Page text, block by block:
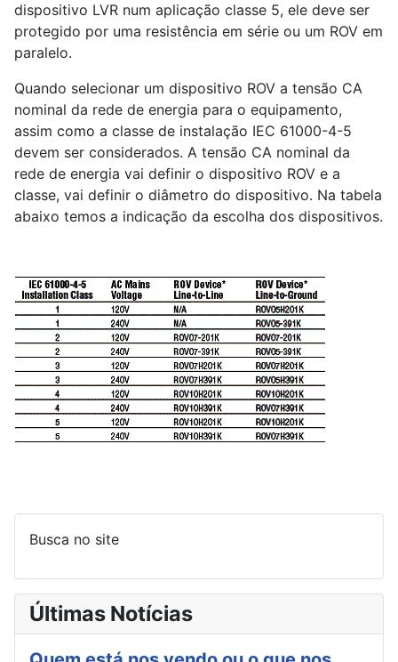
dispositivo LVR num aplicação classe 5, ele deve ser
protegido por uma resistência em série ou um ROV em
paralelo.
Quando selecionar um dispositivo ROV a tensão CA
nominal da rede de energia para o equipamento,
assim como a classe de instalação IEC 61000-4-5
devem ser considerados. A tensão CA nominal da
rede de energia vai definir o dispositivo ROV e a
classe, vai definir o diâmetro do dispositivo. Na tabela
abaixo temos a indicação da escolha dos dispositivos.
Busca no site
Últimas Notícias